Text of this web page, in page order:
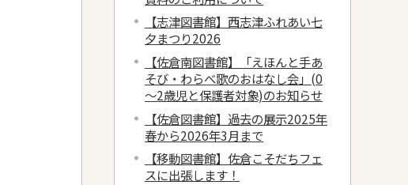
【志津図書館】西志津ふれあい七
夕まつり2026
【佐倉南図書館】「えほんと手あ
そび・わらべ歌のおはなし会」(0
～2歳児と保護者対象)のお知らせ
【佐倉図書館】過去の展示2025年
春から2026年3月まで
【移動図書館】佐倉こそだちフェ
スに出張します！